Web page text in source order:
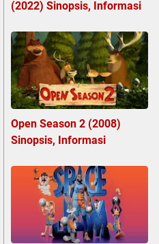
(2022) Sinopsis, Informasi
Open Season 2 (2008)
Sinopsis, Informasi